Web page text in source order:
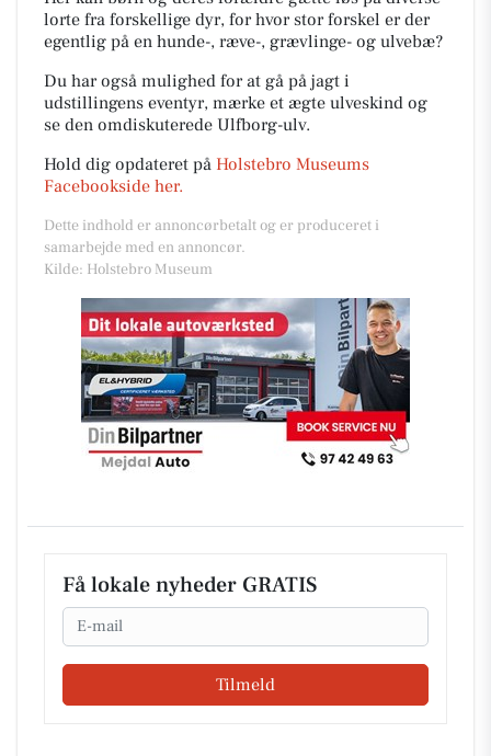
lorte fra forskellige dyr, for hvor stor forskel er der
egentlig på en hunde-, ræve-, grævlinge- og ulvebæ?
Du har også mulighed for at gå på jagt i
udstillingens eventyr, mærke et ægte ulveskind og
se den omdiskuterede Ulfborg-ulv.
Hold dig opdateret på Holstebro Museums
Facebookside her.
Dette indhold er annoncørbetalt og er produceret i
samarbejde med en annoncør.
Kilde: Holstebro Museum
Få lokale nyheder GRATIS
Email
Tilmeld